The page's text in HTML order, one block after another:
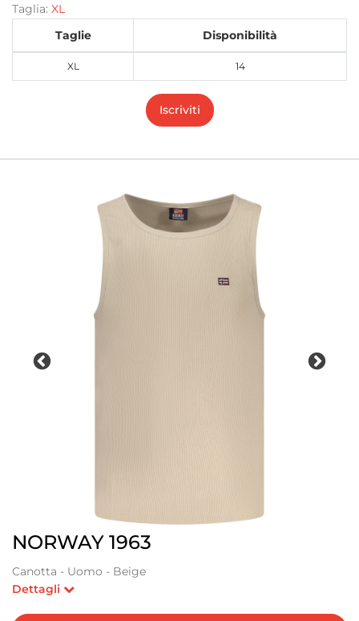
Taglia: XL
Taglie
Disponibilità
XL 14
Iscriviti
NORWAY 1963
Canotta - Uomo - Beige
Dettagli